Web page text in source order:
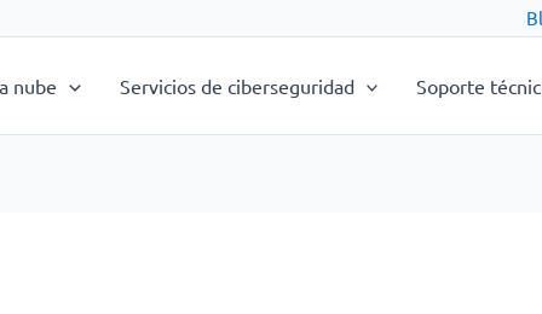
nube Servicios de ciberseguridad Soporte